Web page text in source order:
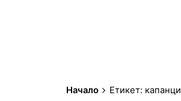
Начало Етикет: капанци